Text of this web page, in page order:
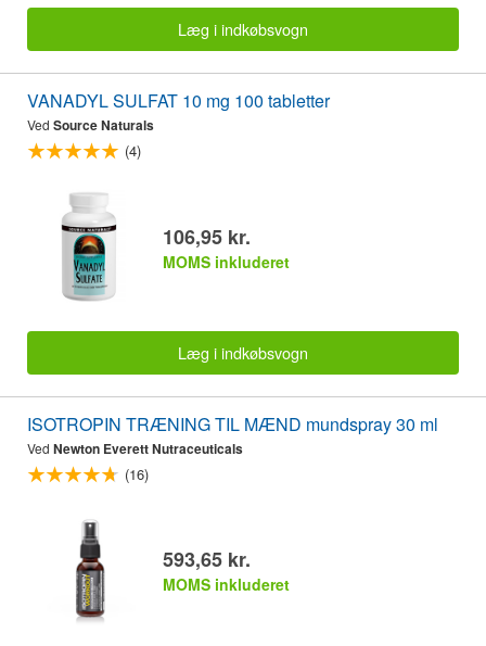
Læg i indkøbsvogn
VANADYL SULFAT 10 mg 100 tabletter
Ved Source Naturals
(4)
106,95 kr.
MOMS inkluderet
Læg i indkøbsvogn
ISOTROPIN TRÆNING TIL MÆND mundspray 30 ml
Ved Newton Everett Nutraceuticals
(16)
593,65 kr.
MOMS inkluderet